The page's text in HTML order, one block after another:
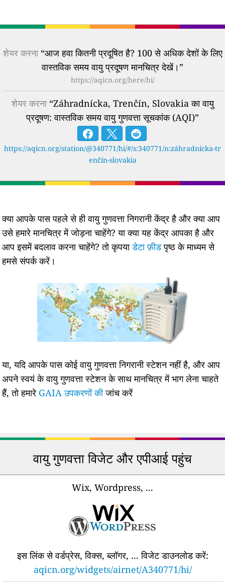
शेयर करना“आज हवा कितनी प्रदूषित है? 100 से अधिक देशों के लिए
वास्तविक समय वायु प्रदूषण मानचित्र देखें।”
https://aqicn.org/here/hi/
शेयर करना“Záhradnícka, Trenčín, Slovakia का वायु
प्रदूषण: वास्तविक समय वायु गुणवत्ता सूचकांक (AQI)”
https://aqicn.org/station/@340771/hi/#/s:340771/n:záhradnícka-tr
enčín-slovakia
क्या आपके पास पहले से ही वायु गुणवत्ता निगरानी केंद्र है और क्या आप
उसे हमारे मानचित्र में जोड़ना चाहेंगे? या क्या यह केंद्र आपका है और
आप इसमें बदलाव करना चाहेंगे? तो कृपयाडेटा फ़ीडपृष्ठ के माध्यम से
हमसे संपर्क करें।
या, यदि आपके पास कोई वायु गुणवत्ता निगरानी स्टेशन नहीं है, और आप
अपने स्वयं के वायु गुणवत्ता स्टेशन के साथ मानचित्र में भाग लेना चाहते
हैं, तो हमारे GAIA उपकरणों कीजांच करें
वायु गुणवत्ता विजेट और एपीआई पहुंच
Wix, Wordpress, ...
इस लिंक से वर्डप्रेस, विक्स, ब्लॉगर, ... विजेट डाउनलोड करें:
aqicn.org/widgets/airnet/A340771/hi/